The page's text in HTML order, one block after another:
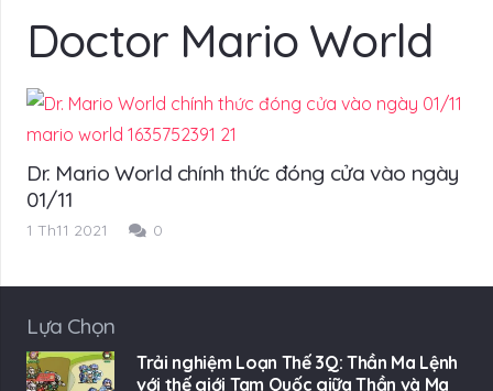
Doctor Mario World
Dr. Mario World chính thức đóng cửa vào ngày
01/11
1 Th11 2021 0
Lựa Chọn
Trải nghiệm Loạn Thế 3Q: Thần Ma Lệnh
với thế giới Tam Quốc giữa Thần và Ma